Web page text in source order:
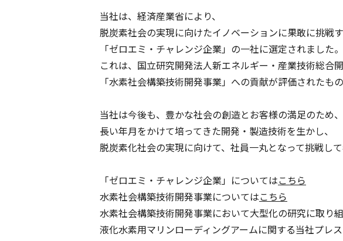
当社は、経済産業省により、
脱炭素社会の実現に向けたイノベーションに果敢に挑戦
「ゼロエミ・チャレンジ企業」の一社に選定されました。
これは、国立研究開発法人新エネルギー・産業技術総合
「水素社会構築技術開発事業」への貢献が評価されたもの
当社は今後も、豊かな社会の創造とお客様の満足のため、
長い年月をかけて培ってきた開発・製造技術を生かし、
脱炭素化社会の実現に向けて、社員一丸となって挑戦して
「ゼロエミ・チャレンジ企業」についてはこちら
水素社会構築技術開発事業についてはこちら
水素社会構築技術開発事業において大型化の研究に取り
液化水素用マリンローディングアームに関する当社プレ